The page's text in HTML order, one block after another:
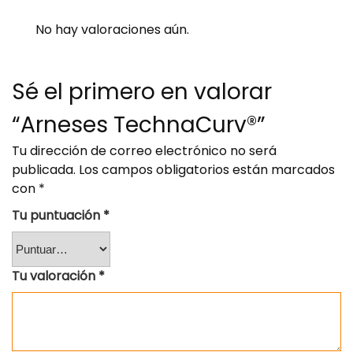
No hay valoraciones aún.
Sé el primero en valorar
“Arneses TechnaCurv®”
Tu dirección de correo electrónico no será
publicada. Los campos obligatorios están marcados
con *
Tu puntuación *
Tu valoración *